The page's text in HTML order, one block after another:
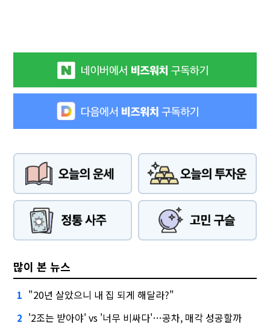
많이 본 뉴스
1 "20년 살았으니 내 집 되게 해달라?"
2 '2조는 받아야' vs '너무 비싸다'…공차, 매각 성공할까